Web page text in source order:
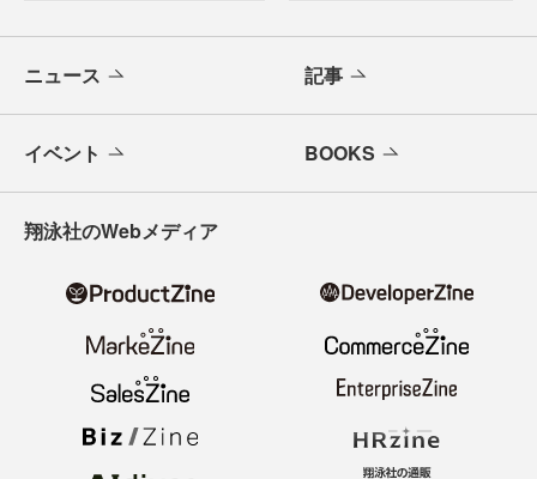
ニュース 記事
イベント BOOKS
翔泳社のWebメディア